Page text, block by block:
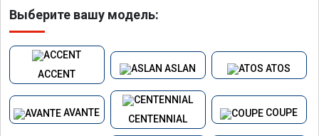
Выберите вашу модель:
ACCENT
ASLAN ATOS
AVANTE
CENTENNIAL
COUPE